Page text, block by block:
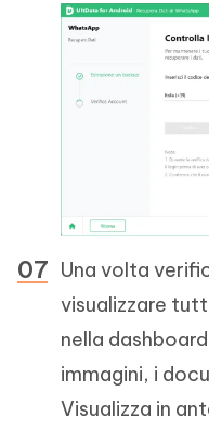
Una volta
visualizzare
nella
immagini, i
Visualizza in